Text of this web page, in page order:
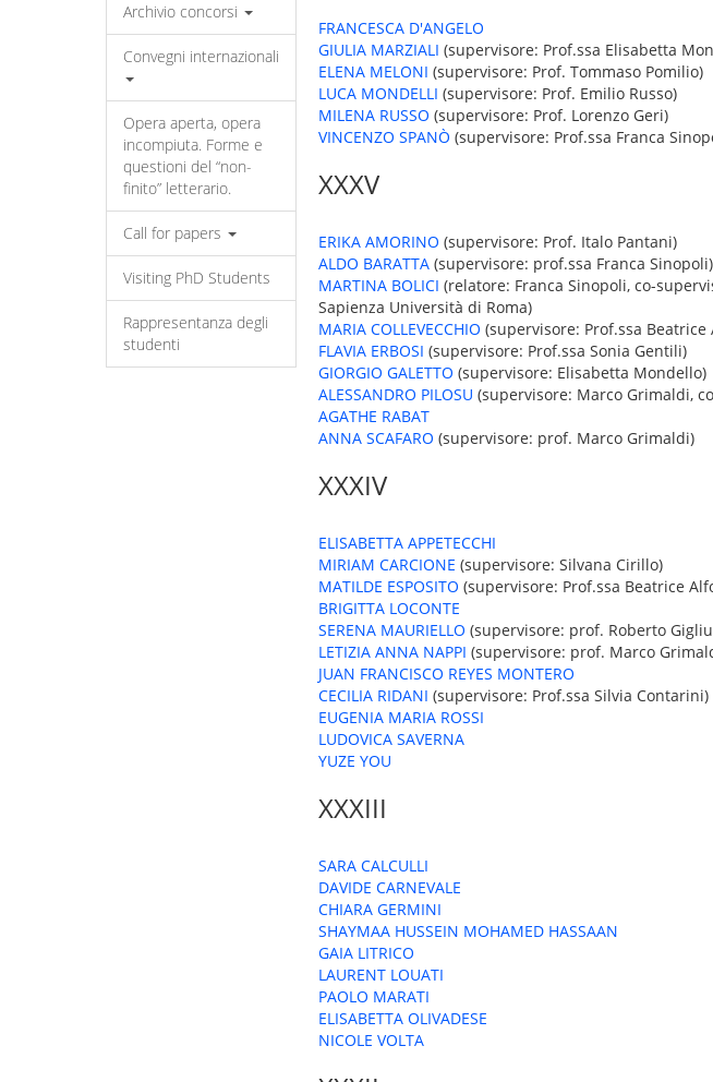
Archivio concorsi
Convegni internazionali
Opera aperta, opera
incompiuta. Forme e
questioni del “non-
finito” letterario.
Call for papers
Visiting PhD Students
Rappresentanza degli
studenti
FRANCESCA D'ANGELO
GIULIA MARZIALI (supervisore: Prof.ssa Elisabetta
ELENA MELONI (supervisore: Prof. Tommaso Pomilio)
LUCA MONDELLI (supervisore: Prof. Emilio Russo)
MILENA RUSSO (supervisore: Prof. Lorenzo Geri)
VINCENZO SPANÒ (supervisore: Prof.ssa Franca
XXXV
ERIKA AMORINO (supervisore: Prof. Italo Pantani)
ALDO BARATTA (supervisore: prof.ssa Franca Sinopoli)
MARTINA BOLICI (relatore: Franca Sinopoli, co-
Sapienza Università di Roma)
MARIA COLLEVECCHIO (supervisore: Prof.ssa Beatrice
FLAVIA ERBOSI (supervisore: Prof.ssa Sonia Gentili)
GIORGIO GALETTO (supervisore: Elisabetta Mondello)
ALESSANDRO PILOSU (supervisore: Marco Grimaldi,
AGATHE RABAT
ANNA SCAFARO (supervisore: prof. Marco Grimaldi)
XXXIV
ELISABETTA APPETECCHI
MIRIAM CARCIONE (supervisore: Silvana Cirillo)
MATILDE ESPOSITO (supervisore: Prof.ssa Beatrice
BRIGITTA LOCONTE
SERENA MAURIELLO (supervisore: prof. Roberto
LETIZIA ANNA NAPPI (supervisore: prof. Marco
JUAN FRANCISCO REYES MONTERO
CECILIA RIDANI (supervisore: Prof.ssa Silvia Contarini)
EUGENIA MARIA ROSSI
LUDOVICA SAVERNA
YUZE YOU
XXXIII
SARA CALCULLI
DAVIDE CARNEVALE
CHIARA GERMINI
SHAYMAA HUSSEIN MOHAMED HASSAAN
GAIA LITRICO
LAURENT LOUATI
PAOLO MARATI
ELISABETTA OLIVADESE
NICOLE VOLTA